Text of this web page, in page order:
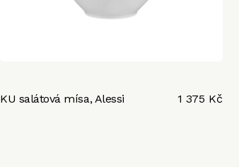
KU salátová mísa, Alessi 1 375 Kč